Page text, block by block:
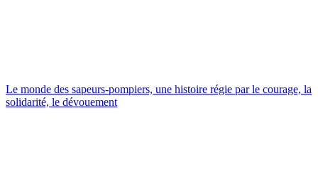
Le monde des sapeurs-pompiers, une histoire régie par le courage, la
solidarité, le dévouement